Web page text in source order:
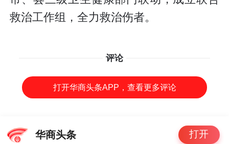
救治工作组，全力救治伤者。
评论
打开华商头条APP，查看更多评论
华商头条 打开